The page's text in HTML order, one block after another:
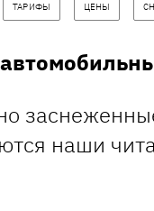
ТАРИФЫ ЦЕНЫ
наши